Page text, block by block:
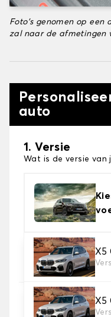
Foto's genomen op een
zal naar de afmetingen
auto
1. Versie
Wat is de versie van
X5
X5
2. Materiaal
Kies het materiaal
3. Aantal